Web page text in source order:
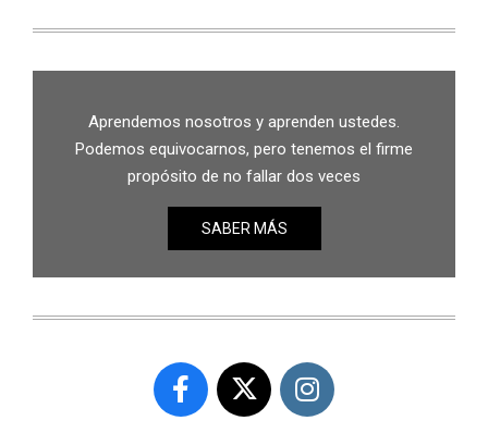
Aprendemos nosotros y aprenden ustedes.
Podemos equivocarnos, pero tenemos el firme
propósito de no fallar dos veces
SABER MÁS